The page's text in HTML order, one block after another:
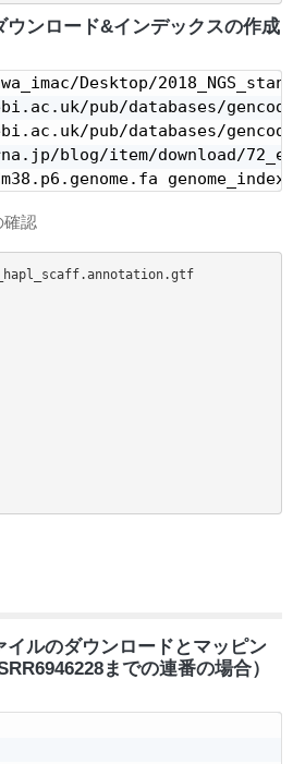
ウンロード&インデックスの作成
blog/item/download/
genome_index
確認
イルのダウンロードとマッピン
までの連番の場合）